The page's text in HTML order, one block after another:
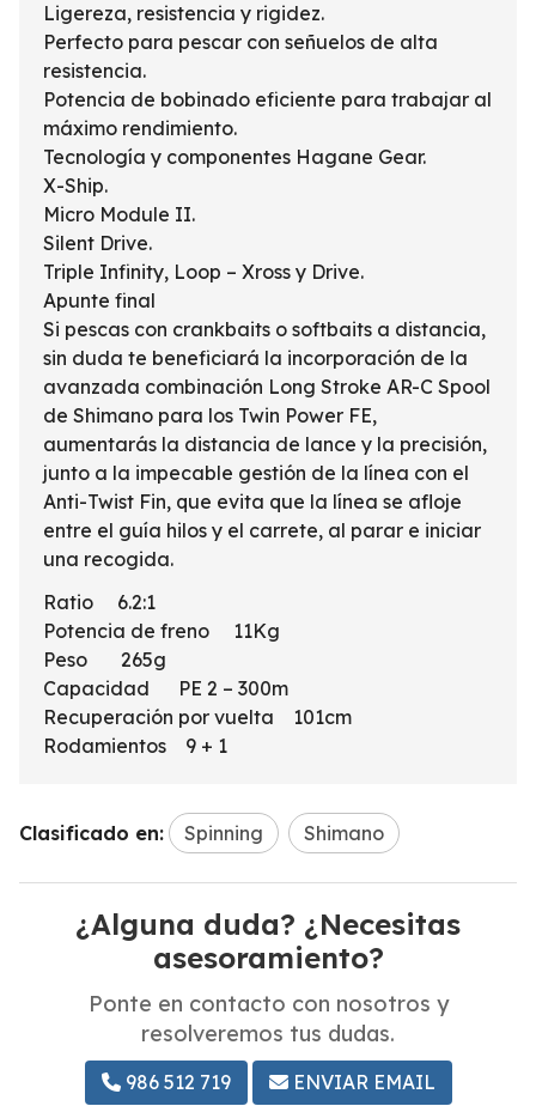
Ligereza, resistencia y rigidez.
Perfecto para pescar con señuelos de alta
resistencia.
Potencia de bobinado eficiente para trabajar al
máximo rendimiento.
Tecnología y componentes Hagane Gear.
X-Ship.
Micro Module II.
Silent Drive.
Triple Infinity, Loop – Xross y Drive.
Apunte final
Si pescas con crankbaits o softbaits a distancia,
sin duda te beneficiará la incorporación de la
avanzada combinación Long Stroke AR-C Spool
de Shimano para los Twin Power FE,
aumentarás la distancia de lance y la precisión,
junto a la impecable gestión de la línea con el
Anti-Twist Fin, que evita que la línea se afloje
entre el guía hilos y el carrete, al parar e iniciar
una recogida.
Ratio 6.2:1
Potencia de freno 11Kg
Peso 265g
Capacidad PE 2 – 300m
Recuperación por vuelta 101cm
Rodamientos 9 + 1
Clasificado en: Spinning Shimano
¿Alguna duda? ¿Necesitas
asesoramiento?
Ponte en contacto con nosotros y
resolveremos tus dudas.
986 512 719 ENVIAR EMAIL